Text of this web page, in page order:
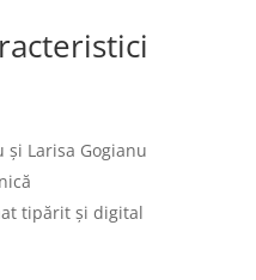
și Larisa Gogianu
tipărit și digital